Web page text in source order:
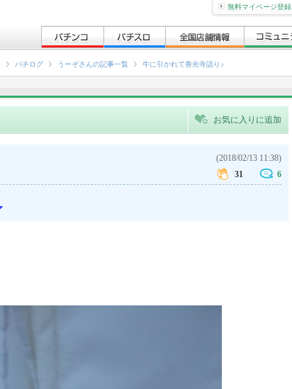
無料マイページ登録
パチログ うーぞさんの記事一覧 牛に引かれて善光寺詣り♪
お気に入りに追加
(2018/02/13 11:38)
31
6